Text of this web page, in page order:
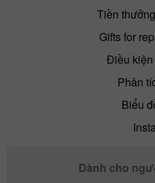
Tiền
Gifts for
Điều kiện
Phân
Biểu
Dành cho